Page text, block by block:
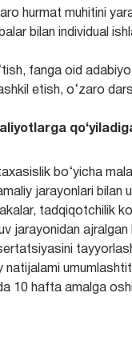
hurmat muhitini
bilan individual
fanga oid
etish, o‘zaro
bo‘yicha
jarayonlari bilan
tadqiqotchilik
jarayonidan
natijalami
10 hafta amalga